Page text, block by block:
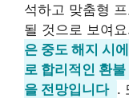
석하고 맞춤형
될 것으로 보여
은 중도 해지 시
로 합리적인 환
을 전망입니다 .